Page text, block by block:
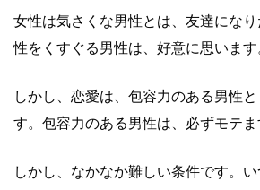
女性は気さくな男性とは、友達にな
性をくすぐる男性は、好意に思います
しかし、恋愛は、包容力のある男性
す。包容力のある男性は、必ずモテま
しかし、なかなか難しい条件です。